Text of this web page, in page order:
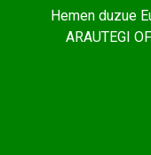
Hemen duzue
ARAUTEGI